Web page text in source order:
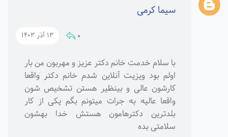
سیما کرمی
0 13 آذر 1403
با سلام خدمت خانم دکتر عزیز و مهربون من بار
اولم بود ویزیت آنلاین شدم خانم دکتر واقعا
کارشون عالی و بینظیر هستن تشخیص شون
واقعا عالیه به جرات میتونم بگم یکی از کار
بلدترین دکترهامون هستش خدا بهشون
سلامتی بده